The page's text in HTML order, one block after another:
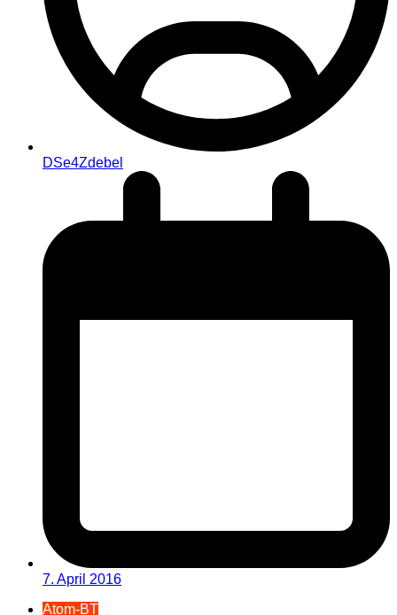
DSe4Zdebel
7. April 2016
Atom-BT